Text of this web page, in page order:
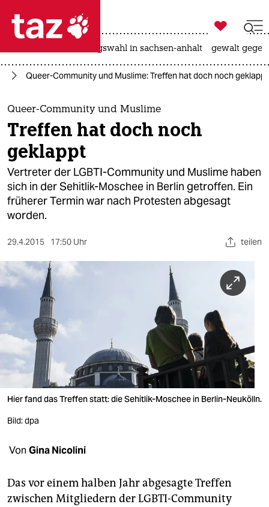
 taz zahl ich
taz zahl ich
themen
politik
öko
gesellschaft
kultur
sport
berlin
wahrheit
verlag
verlag
veranstaltungen
shop
fragen & hilfe
abo

taz zahl ich
landtagswahl in sachsen-anhalt gewalt
Queer-Community und Muslime: Treffen hat doch noch geklappt
Queer-Community und Muslime
Treffen hat doch noch
geklappt
Vertreter der LGBTI-Community und Muslime haben
sich in der Sehitlik-Moschee in Berlin getroffen. Ein
früherer Termin war nach Protesten abgesagt
worden.
29.4.2015 17:50 Uhr teilen
Hier fand das Treffen statt: die Sehitlik-Moschee in Berlin-Neukölln.
Bild: dpa
Von Gina Nicolini
Das vor einem halben Jahr abgesagte Treffen
zwischen Mitgliedern der LGBTI-Community